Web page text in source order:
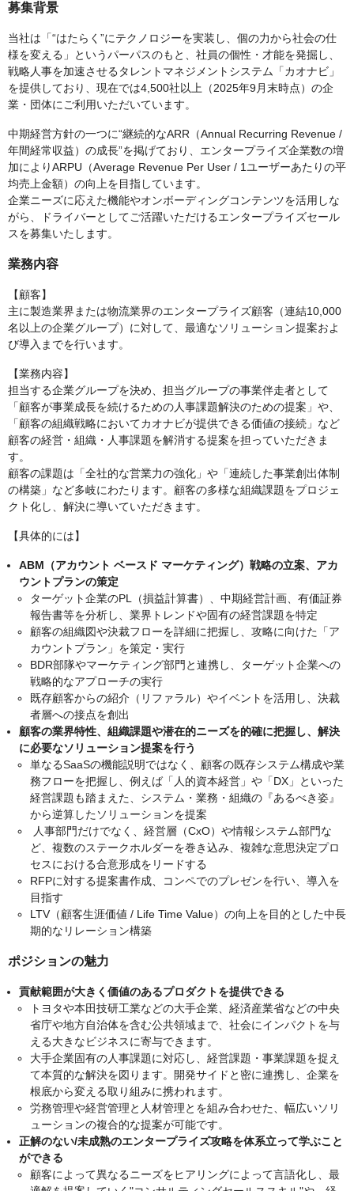
募集背景
当社は「“はたらく”にテクノロジーを実装し、個の力から社会の仕
様を変える」というパーパスのもと、社員の個性・才能を発掘し、
戦略人事を加速させるタレントマネジメントシステム「カオナビ」
を提供しており、現在では4,500社以上（2025年9月末時点）の企
業・団体にご利用いただいています。
中期経営方針の一つに“継続的なARR（Annual Recurring Revenue /
年間経常収益）の成長”を掲げており、エンタープライズ企業数の増
加によりARPU（Average Revenue Per User / 1ユーザーあたりの平
均売上金額）の向上を目指しています。
企業ニーズに応えた機能やオンボーディングコンテンツを活用しな
がら、ドライバーとしてご活躍いただけるエンタープライズセール
スを募集いたします。
業務内容
【顧客】
主に製造業界または物流業界のエンタープライズ顧客（連結10,000
名以上の企業グループ）に対して、最適なソリューション提案およ
び導入までを行います。
【業務内容】
担当する企業グループを決め、担当グループの事業伴走者として
「顧客が事業成長を続けるための人事課題解決のための提案」や、
「顧客の組織戦略においてカオナビが提供できる価値の接続」など
顧客の経営・組織・人事課題を解消する提案を担っていただきま
す。
顧客の課題は「全社的な営業力の強化」や「連続した事業創出体制
の構築」など多岐にわたります。顧客の多様な組織課題をプロジェ
クト化し、解決に導いていただきます。
【具体的には】
ABM（アカウント ベースド マーケティング）戦略の立案、アカ
ウントプランの策定
ターゲット企業のPL（損益計算書）、中期経営計画、有価証券
報告書等を分析し、業界トレンドや固有の経営課題を特定
顧客の組織図や決裁フローを詳細に把握し、攻略に向けた「ア
カウントプラン」を策定・実行
BDR部隊やマーケティング部門と連携し、ターゲット企業への
戦略的なアプローチの実行
既存顧客からの紹介（リファラル）やイベントを活用し、決裁
者層への接点を創出
顧客の業界特性、組織課題や潜在的ニーズを的確に把握し、解決
に必要なソリューション提案を行う
単なるSaaSの機能説明ではなく、顧客の既存システム構成や業
務フローを把握し、例えば「人的資本経営」や「DX」といった
経営課題も踏まえた、システム・業務・組織の『あるべき姿』
から逆算したソリューションを提案
人事部門だけでなく、経営層（CxO）や情報システム部門な
ど、複数のステークホルダーを巻き込み、複雑な意思決定プロ
セスにおける合意形成をリードする
RFPに対する提案書作成、コンペでのプレゼンを行い、導入を
目指す
LTV（顧客生涯価値 / Life Time Value）の向上を目的とした中長
期的なリレーション構築
ポジションの魅力
貢献範囲が大きく価値のあるプロダクトを提供できる
トヨタや本田技研工業などの大手企業、経済産業省などの中央
省庁や地方自治体を含む公共領域まで、社会にインパクトを与
える大きなビジネスに寄与できます。
大手企業固有の人事課題に対応し、経営課題・事業課題を捉え
て本質的な解決を図ります。開発サイドと密に連携し、企業を
根底から変える取り組みに携われます。
労務管理や経営管理と人材管理とを組み合わせた、幅広いソリ
ューションの複合的な提案が可能です。
正解のない/未成熟のエンタープライズ攻略を体系立って学ぶこと
ができる
顧客によって異なるニーズをヒアリングによって言語化し、最